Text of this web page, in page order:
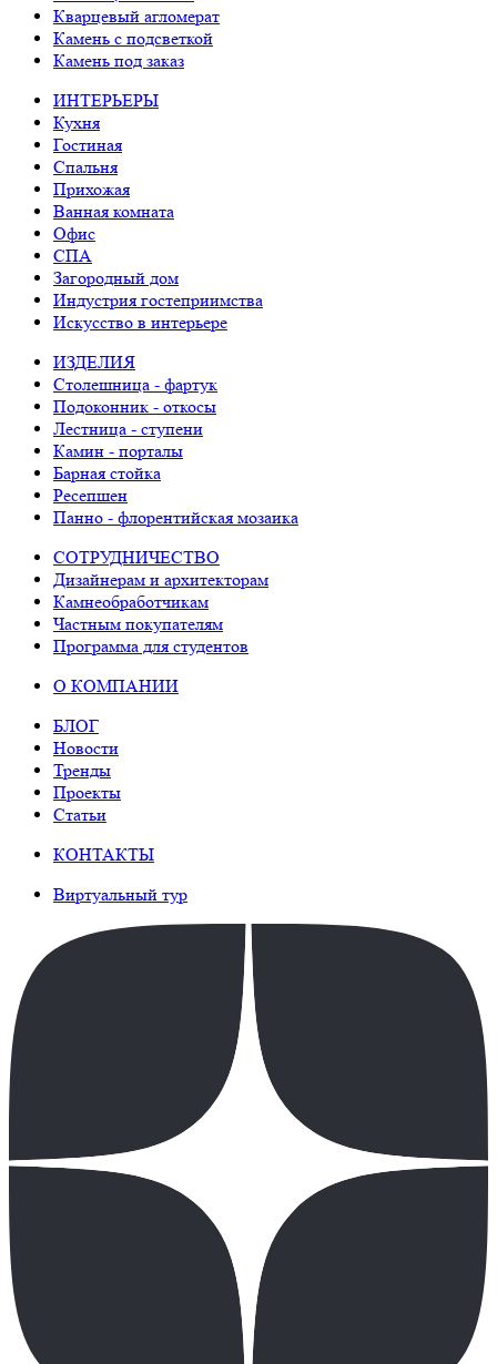
Кварцевый агломерат
Камень с подсветкой
Камень под заказ
ИНТЕРЬЕРЫ
Кухня
Гостиная
Спальня
Прихожая
Ванная комната
Офис
СПА
Загородный дом
Индустрия гостеприимства
Искусство в интерьере
ИЗДЕЛИЯ
Столешница - фартук
Подоконник - откосы
Лестница - ступени
Камин - порталы
Барная стойка
Ресепшен
Панно - флорентийская мозаика
СОТРУДНИЧЕСТВО
Дизайнерам и архитекторам
Камнеобработчикам
Частным покупателям
Программа для студентов
О КОМПАНИИ
БЛОГ
Новости
Тренды
Проекты
Статьи
КОНТАКТЫ
Виртуальный тур